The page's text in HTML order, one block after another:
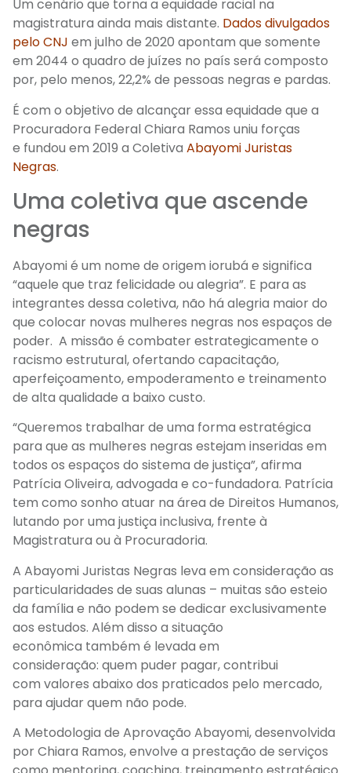
Um cenário que torna a equidade racial na
magistratura ainda mais distante. Dados divulgados
pelo CNJ em julho de 2020 apontam que somente
em 2044 o quadro de juízes no país será composto
por, pelo menos, 22,2% de pessoas negras e pardas.
É com o objetivo de alcançar essa equidade que a
Procuradora Federal Chiara Ramos uniu forças
e fundou em 2019 a Coletiva Abayomi Juristas
Negras.
Uma coletiva que ascende
negras
Abayomi é um nome de origem iorubá e significa
“aquele que traz felicidade ou alegria”. E para as
integrantes dessa coletiva, não há alegria maior do
que colocar novas mulheres negras nos espaços de
poder. A missão é combater estrategicamente o
racismo estrutural, ofertando capacitação,
aperfeiçoamento, empoderamento e treinamento
de alta qualidade a baixo custo.
“Queremos trabalhar de uma forma estratégica
para que as mulheres negras estejam inseridas em
todos os espaços do sistema de justiça”, afirma
Patrícia Oliveira, advogada e co-fundadora. Patrícia
tem como sonho atuar na área de Direitos Humanos,
lutando por uma justiça inclusiva, frente à
Magistratura ou à Procuradoria.
A Abayomi Juristas Negras leva em consideração as
particularidades de suas alunas – muitas são esteio
da família e não podem se dedicar exclusivamente
aos estudos. Além disso a situação
econômica também é levada em
consideração: quem puder pagar, contribui
com valores abaixo dos praticados pelo mercado,
para ajudar quem não pode.
A Metodologia de Aprovação Abayomi,desenvolvida
por Chiara Ramos,envolve a prestação de serviços